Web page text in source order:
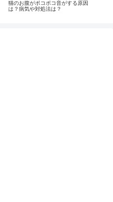
猫のお腹がポコポコ音がする原因
は？病気や対処法は？